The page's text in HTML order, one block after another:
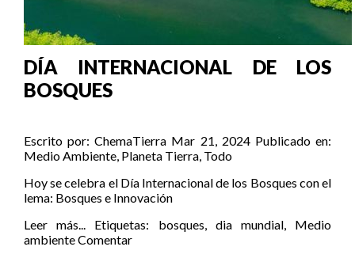
DÍA INTERNACIONAL DE LOS
BOSQUES
Escrito por:ChemaTierra Mar 21, 2024 Publicado en:
Medio Ambiente, Planeta Tierra, Todo
Hoy se celebra el Día Internacional de los Bosques con el
lema: Bosques e Innovación
Leer más...
Etiquetas: bosques, dia mundial, Medio
ambienteComentar